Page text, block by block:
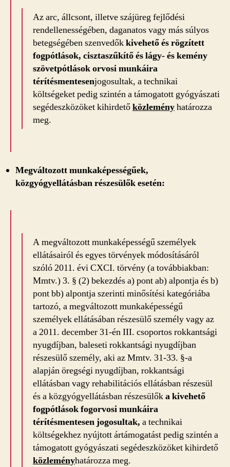
Az arc, állcsont, illetve szájüreg fejlődési
rendellenességében, daganatos vagy más súlyos
betegségében szenvedőkkivehető és rögzített
fogpótlások, cisztaszűkítő és lágy- és kemény
szövetpótlások orvosi munkáira
térítésmentesenjogosultak, a technikai
költségeket pedig szintén a támogatott gyógyászati
segédeszközöket kihirdetőközleményhatározza
meg.
Megváltozott munkaképességűek,
közgyógyellátásban részesülők esetén:
A megváltozott munkaképességű személyek
ellátásairól és egyes törvények módosításáról
szóló 2011. évi CXCI. törvény (a továbbiakban:
Mmtv.) 3. § (2) bekezdés a) pont ab) alpontja és b)
pont bb) alpontja szerinti minősítési kategóriába
tartozó, a megváltozott munkaképességű
személyek ellátásában részesülő személy vagy az
a 2011. december 31-én III. csoportos rokkantsági
nyugdíjban, baleseti rokkantsági nyugdíjban
részesülő személy, aki az Mmtv. 31-33. §-a
alapján öregségi nyugdíjban, rokkantsági
ellátásban vagy rehabilitációs ellátásban részesül
és a közgyógyellátásban részesülőka kivehető
fogpótlások fogorvosi munkáira
térítésmentesen jogosultak, a technikai
költségekhez nyújtott ártámogatást pedig szintén a
támogatott gyógyászati segédeszközöket kihirdető
közleményhatározza meg.